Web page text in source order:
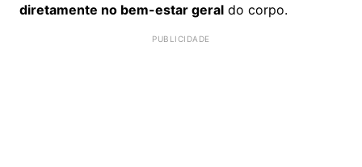
diretamente no bem-estar geral do corpo.